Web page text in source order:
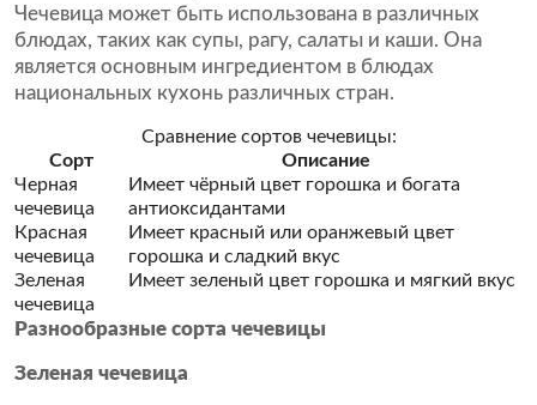
Чечевица может быть использована в различных
блюдах, таких как супы, рагу, салаты и каши. Она
является основным ингредиентом в блюдах
национальных кухонь различных стран.
Сравнение сортов чечевицы:
Сорт
Описание
Черная
чечевица
Имеет чёрный цвет горошка и богата
антиоксидантами
Красная
чечевица
Имеет красный или оранжевый цвет
горошка и сладкий вкус
Зеленая
чечевица
Имеет зеленый цвет горошка и мягкий вкус
Разнообразные сорта чечевицы
Зеленая чечевица